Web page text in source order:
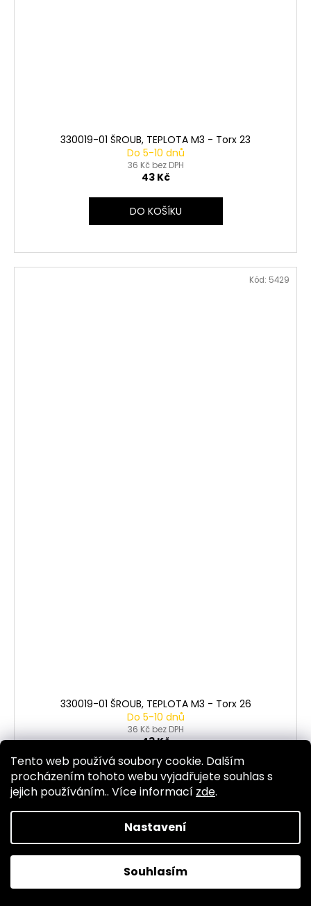
Tento web používá soubory cookie. Dalším
procházením tohoto webu vyjadřujete souhlas s
jejich používáním.. Více informací zde.
Nastavení
Souhlasím
330019-01 ŠROUB, TEPLOTA M3 - Torx 23
Do 5-10 dnů
36 Kč bez DPH
43 Kč
DO KOŠÍKU
330019-01 ŠROUB, TEPLOTA M3 - Torx 26
Do 5-10 dnů
36 Kč bez DPH
43 Kč
DO KOŠÍKU
Kód: 5429
Kód:5463